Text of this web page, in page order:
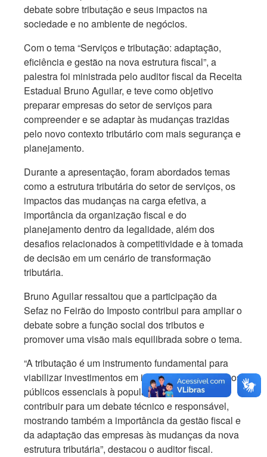
debate sobre tributação e seus impactos na
sociedade e no ambiente de negócios.
Com o tema “Serviços e tributação: adaptação,
eficiência e gestão na nova estrutura fiscal”, a
palestra foi ministrada pelo auditor fiscal da Receita
Estadual Bruno Aguilar, e teve como objetivo
preparar empresas do setor de serviços para
compreender e se adaptar às mudanças trazidas
pelo novo contexto tributário com mais segurança e
planejamento.
Durante a apresentação, foram abordados temas
como a estrutura tributária do setor de serviços, os
impactos das mudanças na carga efetiva, a
importância da organização fiscal e do
planejamento dentro da legalidade, além dos
desafios relacionados à competitividade e à tomada
de decisão em um cenário de transformação
tributária.
Bruno Aguilar ressaltou que a participação da
Sefaz no Feirão do Imposto contribui para ampliar o
debate sobre a função social dos tributos e
promover uma visão mais equilibrada sobre o tema.
“A tributação é um instrumento fundamental para
viabilizar investimentos em infraestrutura e serviços
públicos essenciais à população. Nosso papel é
contribuir para um debate técnico e responsável,
mostrando também a importância da gestão fiscal e
da adaptação das empresas às mudanças da nova
estrutura tributária”, destacou o auditor fiscal.